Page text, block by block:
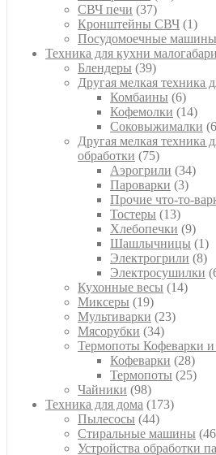
СВЧ печи 3737
товаров
Кронштейны СВЧ 11
Посудомоечные машины
Техника для кухни
Блендеры 3939
товаров
Другая мелкая техника
Комбаины 66
Кофемолки 1414
Соковыжималки 6
Другая мелкая техника
обработки
7575
товаров
Аэрогрили 3434
Пароварки 33
Прочие что-то-
Тостеры 1313
товаров
Хлебопечки 99
Шашлычницы 11
Электрогрили 88
Электросушилки
Кухонные весы 1414
Миксеры 1919
товаров
Мультиварки 2323
Мясорубки 3434
товара
Термопоты Кофеварки
Кофеварки 2828
Термопоты 2525
Чайники 9898
товаров
Техника для дома 173173
Пылесосы 4444
товара
Стиральные машины 46
Устройства обработки